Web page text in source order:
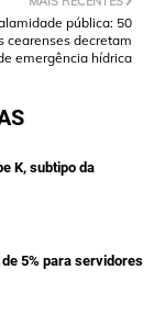
pública: 50
cearenses decretam
emergência hídrica
K, subtipo da
5% para servidores